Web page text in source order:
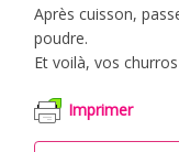
Après cuisson,
poudre.
Et voilà, vos
Imprimer